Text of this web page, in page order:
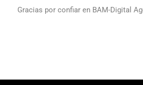
Gracias por confiar en BAM-Digital